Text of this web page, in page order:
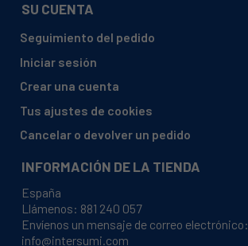
WHIRLPOOL, 859333810050 TDLR 60210
WHIRLPOOL, 859333949050 TDLR 60212
WHIRLPOOL, 859334049050 TDLR 60213
WHIRLPOOL, 859334710050 TDLR 70110
SU CUENTA
Seguimiento del pedido
Iniciar sesión
Crear una cuenta
Tus ajustes de cookies
Cancelar o devolver un pedido
INFORMACIÓN DE LA TIENDA
España
Llámenos: 881 240 057
Envíenos un mensaje de correo electrónico:
info@intersumi.com